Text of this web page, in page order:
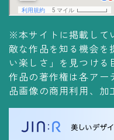
アイテム・サービス
コレクションの仕方
Yoshiteru Collection
飾る
飾り方
保管方法
※本サイトに掲載して
敵な作品を知る機会を
い楽しさ」を見つける
作品の著作権は各アー
品画像の商用利用、加